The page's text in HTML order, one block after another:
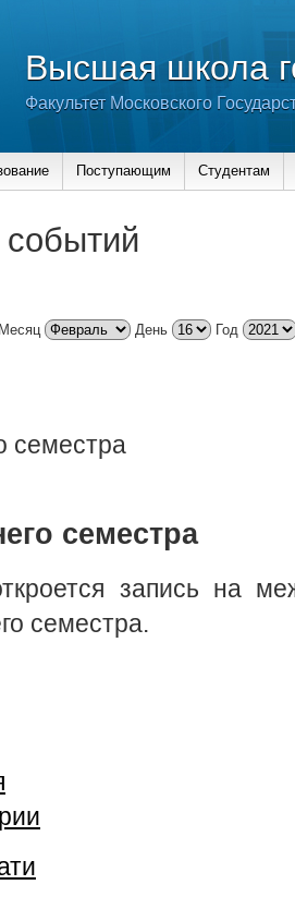
Высшая школа
Факультет Московского
Поступающим Студентам
Месяц День Год
семестра
семестра
запись на
семестра.